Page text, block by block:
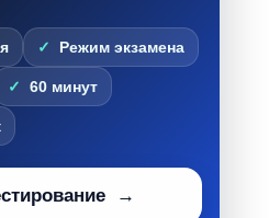
Режим экзамена
60 минут